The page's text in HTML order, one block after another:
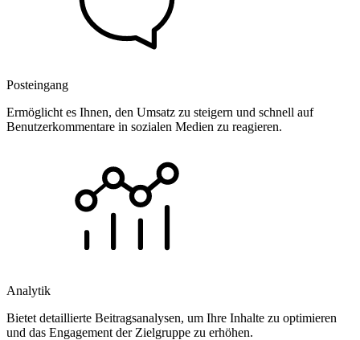
Posteingang
Ermöglicht es Ihnen, den Umsatz zu steigern und schnell auf
Benutzerkommentare in sozialen Medien zu reagieren.
Analytik
Bietet detaillierte Beitragsanalysen, um Ihre Inhalte zu optimieren
und das Engagement der Zielgruppe zu erhöhen.